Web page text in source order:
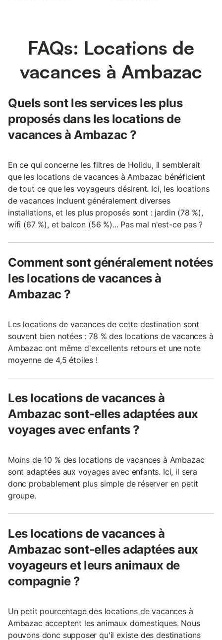
FAQs: Locations de
vacances à Ambazac
Quels sont les services les plus
proposés dans les locations de
vacances à Ambazac ?
En ce qui concerne les filtres de Holidu, il semblerait
que les locations de vacances à Ambazac bénéficient
de tout ce que les voyageurs désirent. Ici, les locations
de vacances incluent généralement diverses
installations, et les plus proposés sont : jardin (78 %),
wifi (67 %), et balcon (56 %)... Pas mal n'est-ce pas ?
Comment sont généralement notées
les locations de vacances à
Ambazac ?
Les locations de vacances de cette destination sont
souvent bien notées : 78 % des locations de vacances à
Ambazac ont même d'excellents retours et une note
moyenne de 4,5 étoiles !
Les locations de vacances à
Ambazac sont-elles adaptées aux
voyages avec enfants ?
Moins de 10 % des locations de vacances à Ambazac
sont adaptées aux voyages avec enfants. Ici, il sera
donc probablement plus simple de réserver en petit
groupe.
Les locations de vacances à
Ambazac sont-elles adaptées aux
voyageurs et leurs animaux de
compagnie ?
Un petit pourcentage des locations de vacances à
Ambazac acceptent les animaux domestiques. Nous
pouvons donc supposer qu'il existe des destinations